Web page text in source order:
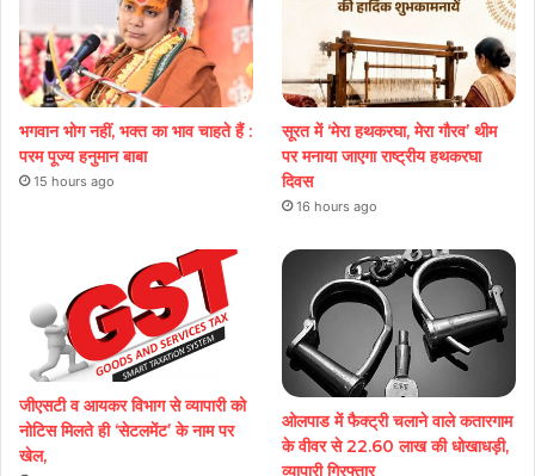
भगवान भोग नहीं, भक्त का भाव चाहते हैं :
परम पूज्य हनुमान बाबा
15 hours ago
सूरत में ‘मेरा हथकरघा, मेरा गौरव’ थीम
पर मनाया जाएगा राष्ट्रीय हथकरघा
दिवस
16 hours ago
जीएसटी व आयकर विभाग से व्यापारी को
नोटिस मिलते ही ‘सेटलमेंट’ के नाम पर
खेल,
ओलपाड में फैक्ट्री चलाने वाले कतारगाम
के वीवर से 22.60 लाख की धोखाधड़ी,
व्यापारी गिरफ्तार